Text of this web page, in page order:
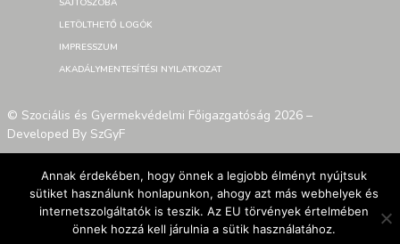
SAJTÓSZOBA
LETÖLTHETŐ LOGÓK
IMPRESSZUM
AKADÁLYMENTESÍTÉSI NYILATKOZAT
© Szociális és Gyermekvédelmi Főigazgatóság 2026 –
Developed By SzGyF
Annak érdekében, hogy önnek a legjobb élményt nyújtsuk
sütiket használunk honlapunkon, ahogy azt más webhelyek és
internetszolgáltatók is teszik. Az EU törvények értelmében
önnek hozzá kell járulnia a sütik használatához.